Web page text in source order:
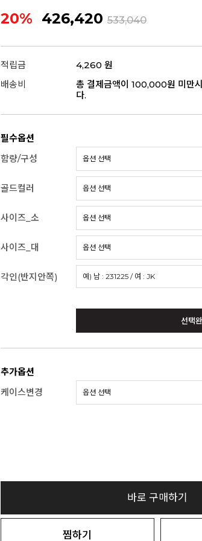
20% 426,420 533,040
적립금
4,260 원
배송비
총 결제금액이 100,000원 미만
다.
필수옵션
함량/구성
골드컬러
사이즈_소
사이즈_대
각인(반지안쪽)
선택
추가옵션
케이스변경
바로 구매하기
찜하기